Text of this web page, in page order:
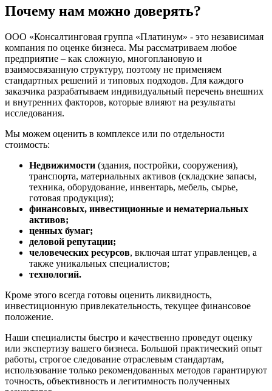
Почему нам можно доверять?
ООО «Консалтинговая группа «Платинум» - это независимая
компания по оценке бизнеса. Мы рассматриваем любое
предприятие – как сложную, многоплановую и
взаимосвязанную структуру, поэтому не применяем
стандартных решений и типовых подходов. Для каждого
заказчика разрабатываем индивидуальный перечень внешних
и внутренних факторов, которые влияют на результаты
исследования.
Мы можем оценить в комплексе или по отдельности
стоимость:
Недвижимости (здания, постройки, сооружения),
транспорта, материальных активов (складские запасы,
техника, оборудование, инвентарь, мебель, сырье,
готовая продукция);
финансовых, инвестиционные и нематериальных
активов;
ценных бумаг;
деловой репутации;
человеческих ресурсов, включая штат управленцев, а
также уникальных специалистов;
технологий.
Кроме этого всегда готовы оценить ликвидность,
инвестиционную привлекательность, текущее финансовое
положение.
Наши специалисты быстро и качественно проведут оценку
или экспертизу вашего бизнеса. Большой практический опыт
работы, строгое следование отраслевым стандартам,
использование только рекомендованных методов гарантируют
точность, объективность и легитимность полученных
Белорецк
Белоярский
Бердск
Березники
Бийск
Биробиджан
Бирск
Бирюч
Благовещенск
Благодарный
Большой Камень
Борисоглебск
Боровичи
Братск
Бугульма
Бугуруслан
Буй
Буйнакск
Бутурлиновка
Валдай